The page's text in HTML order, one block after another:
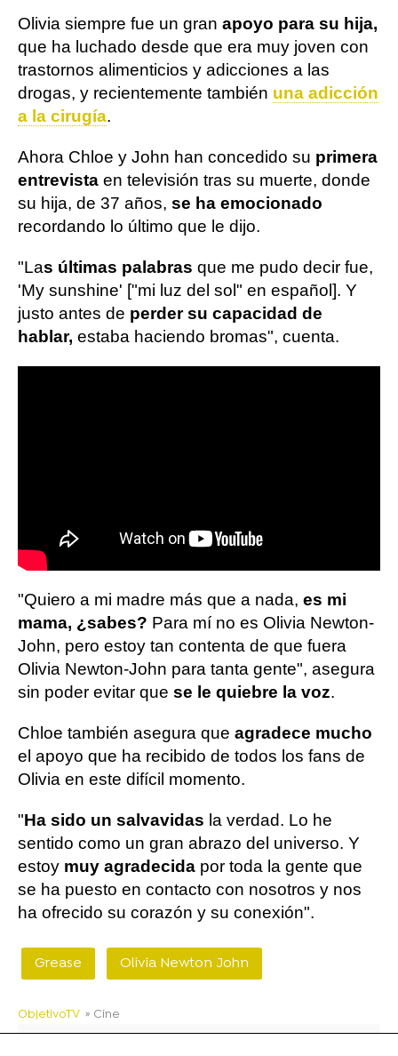
Olivia siempre fue un gran apoyo para su hija,
que ha luchado desde que era muy joven con
trastornos alimenticios y adicciones a las
drogas, y recientemente también una adicción
a la cirugía.
Ahora Chloe y John han concedido su primera
entrevista en televisión tras su muerte, donde
su hija, de 37 años, se ha emocionado
recordando lo último que le dijo.
"Las últimas palabras que me pudo decir fue,
'My sunshine' ["mi luz del sol" en español]. Y
justo antes de perder su capacidad de
hablar, estaba haciendo bromas", cuenta.
"Quiero a mi madre más que a nada, es mi
mama, ¿sabes? Para mí no es Olivia Newton-
John, pero estoy tan contenta de que fuera
Olivia Newton-John para tanta gente", asegura
sin poder evitar que se le quiebre la voz.
Chloe también asegura que agradece mucho
el apoyo que ha recibido de todos los fans de
Olivia en este difícil momento.
"Ha sido un salvavidas la verdad. Lo he
sentido como un gran abrazo del universo. Y
estoy muy agradecida por toda la gente que
se ha puesto en contacto con nosotros y nos
ha ofrecido su corazón y su conexión".
Grease Olivia Newton John
ObjetivoTV » Cine